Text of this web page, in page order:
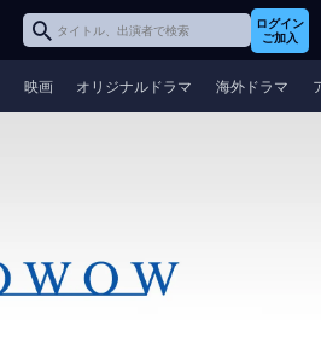
ログイン
ご加入
映画 オリジナルドラマ 海外ドラマ